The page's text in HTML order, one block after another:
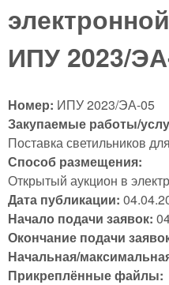
ИПУ 2023/
Номер: ИПУ 2023/ЭА-05
Закупаемые работы/
Поставка светильников
Способ размещения:
Открытый аукцион в
Дата публикации:
Начало подачи заявок:
Окончание подачи
Начальная/
Прикреплённые файлы: